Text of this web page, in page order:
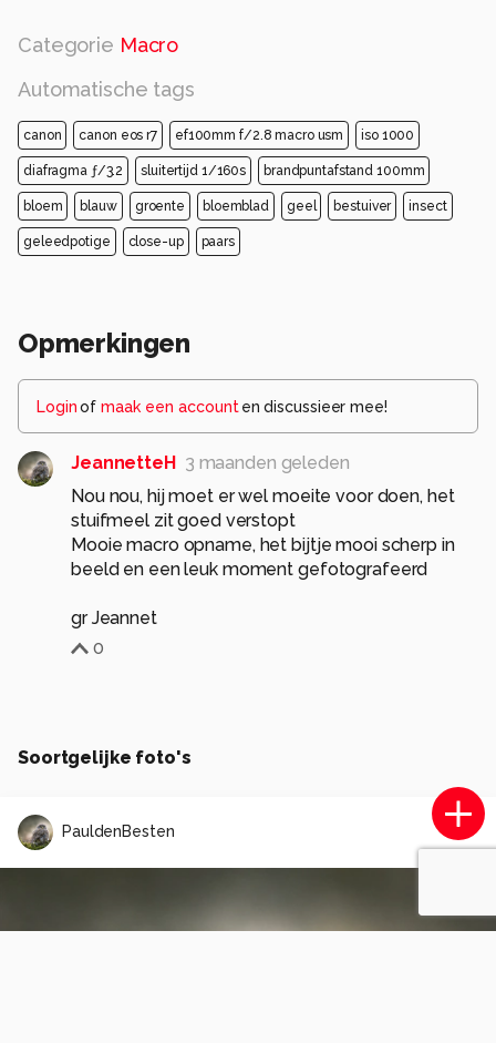
Categorie Macro
Automatische tags
canon canon eos r7 ef100mm f/2.8 macro usm iso 1000
diafragma ƒ/3.2 sluitertijd 1/160s brandpuntafstand 100mm
bloem blauw groente bloemblad geel bestuiver insect
geleedpotige close-up paars
Opmerkingen
Loginof maak een account en discussieer mee!
JeannetteH 3 maanden geleden
Nou nou, hij moet er wel moeite voor doen, het
stuifmeel zit goed verstopt
Mooie macro opname, het bijtje mooi scherp in
beeld en een leuk moment gefotografeerd
gr Jeannet
0
Soortgelijke foto's
PauldenBesten